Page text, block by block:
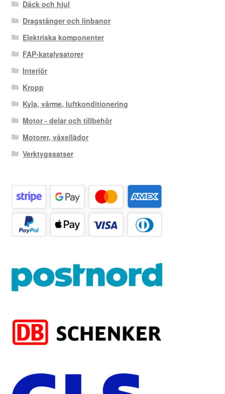
Däck och hjul
Dragstänger och linbanor
Elektriska komponenter
FAP-katalysatorer
Interiör
Kropp
Kyla, värme, luftkonditionering
Motor - delar och tillbehör
Motorer, växellådor
Verktygssatser